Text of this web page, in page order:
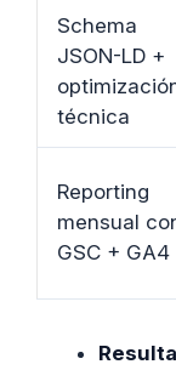
Schema
JSON-LD +
técnica
Reporting
mensual
GSC + GA4